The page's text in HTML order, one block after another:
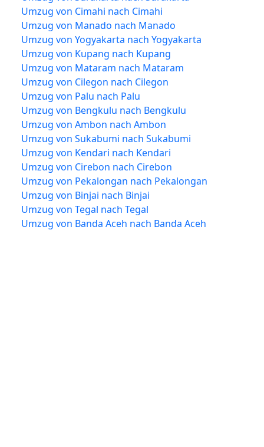
Umzug von Cimahi nach Cimahi
Umzug von Manado nach Manado
Umzug von Yogyakarta nach Yogyakarta
Umzug von Kupang nach Kupang
Umzug von Mataram nach Mataram
Umzug von Cilegon nach Cilegon
Umzug von Palu nach Palu
Umzug von Bengkulu nach Bengkulu
Umzug von Ambon nach Ambon
Umzug von Sukabumi nach Sukabumi
Umzug von Kendari nach Kendari
Umzug von Cirebon nach Cirebon
Umzug von Pekalongan nach Pekalongan
Umzug von Binjai nach Binjai
Umzug von Tegal nach Tegal
Umzug von Banda Aceh nach Banda Aceh